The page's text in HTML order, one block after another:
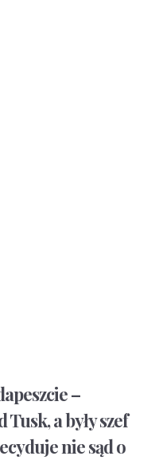
–
a były szef
nie sąd o